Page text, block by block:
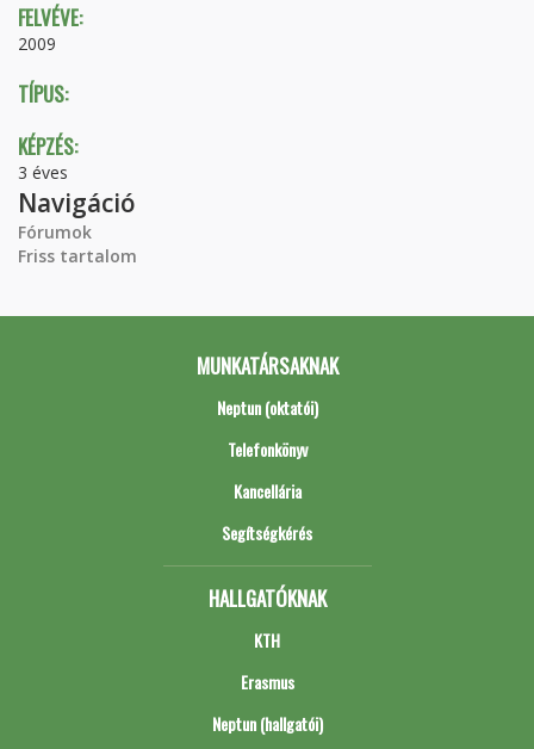
FELVÉVE:
2009
TÍPUS:
KÉPZÉS:
3 éves
Navigáció
Fórumok
Friss tartalom
MUNKATÁRSAKNAK
Neptun (oktatói)
Telefonkönyv
Kancellária
Segítségkérés
HALLGATÓKNAK
KTH
Erasmus
Neptun (hallgatói)